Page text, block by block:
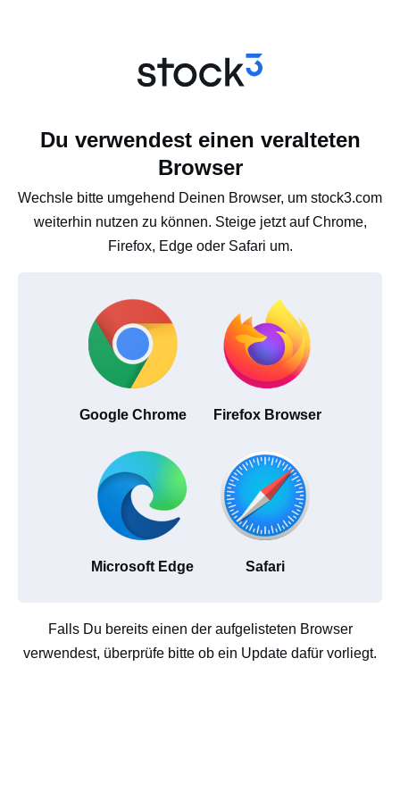
Du verwendest einen veralteten
Browser
Wechsle bitte umgehend Deinen Browser, um stock3.com
weiterhin nutzen zu können. Steige jetzt auf Chrome,
Firefox, Edge oder Safari um.
Google Chrome Firefox Browser
Microsoft Edge Safari
Falls Du bereits einen der aufgelisteten Browser
verwendest, überprüfe bitte ob ein Update dafür vorliegt.